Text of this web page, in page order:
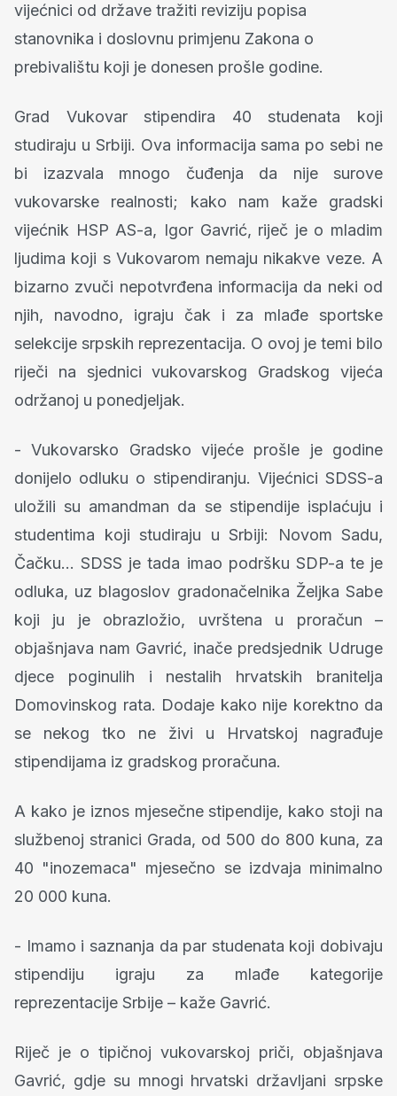
vijećnici od države tražiti reviziju popisa
stanovnika i doslovnu primjenu Zakona o
prebivalištu koji je donesen prošle godine.
Grad Vukovar stipendira 40 studenata koji
studiraju u Srbiji. Ova informacija sama po sebi ne
bi izazvala mnogo čuđenja da nije surove
vukovarske realnosti; kako nam kaže gradski
vijećnik HSP AS-a, Igor Gavrić, riječ je o mladim
ljudima koji s Vukovarom nemaju nikakve veze. A
bizarno zvuči nepotvrđena informacija da neki od
njih, navodno, igraju čak i za mlađe sportske
selekcije srpskih reprezentacija. O ovoj je temi bilo
riječi na sjednici vukovarskog Gradskog vijeća
održanoj u ponedjeljak.
- Vukovarsko Gradsko vijeće prošle je godine
donijelo odluku o stipendiranju. Vijećnici SDSS-a
uložili su amandman da se stipendije isplaćuju i
studentima koji studiraju u Srbiji: Novom Sadu,
Čačku... SDSS je tada imao podršku SDP-a te je
odluka, uz blagoslov gradonačelnika Željka Sabe
koji ju je obrazložio, uvrštena u proračun –
objašnjava nam Gavrić, inače predsjednik Udruge
djece poginulih i nestalih hrvatskih branitelja
Domovinskog rata. Dodaje kako nije korektno da
se nekog tko ne živi u Hrvatskoj nagrađuje
stipendijama iz gradskog proračuna.
A kako je iznos mjesečne stipendije, kako stoji na
službenoj stranici Grada, od 500 do 800 kuna, za
40 "inozemaca" mjesečno se izdvaja minimalno
20 000 kuna.
- Imamo i saznanja da par studenata koji dobivaju
stipendiju igraju za mlađe kategorije
reprezentacije Srbije – kaže Gavrić.
Riječ je o tipičnoj vukovarskoj priči, objašnjava
Gavrić, gdje su mnogi hrvatski državljani srpske